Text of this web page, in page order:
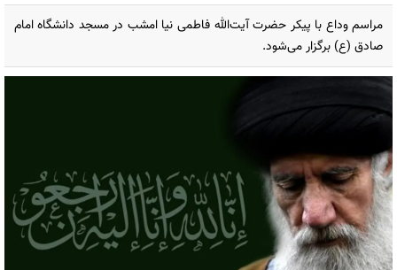
مراسم وداع با پیکر حضرت آیت‌الله فاطمی نیا امشب در مسجد دانشگاه امام
صادق (ع) برگزار می‌شود.